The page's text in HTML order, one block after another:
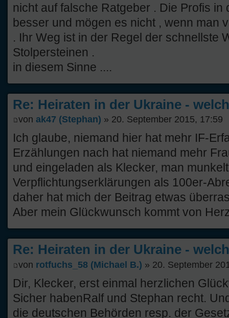
nicht auf falsche Ratgeber . Die Profis in
besser und mögen es nicht , wenn man
. Ihr Weg ist in der Regel der schnellste
Stolpersteinen .
in diesem Sinne ....
Re: Heiraten in der Ukraine -
von ak47 (Stephan) » 20. September 2015, 17:59
Ich glaube, niemand hier hat mehr IF-
Erzählungen nach hat niemand mehr
und eingeladen als Klecker, man
Verpflichtungserklärungen als 100er-
daher hat mich der Beitrag etwas
Aber mein Glückwunsch kommt von
Re: Heiraten in der Ukraine -
von rotfuchs_58 (Michael B.) » 20. September
Dir, Klecker, erst einmal herzlichen
Sicher habenRalf und Stephan recht.
die deutschen Behörden resp. der